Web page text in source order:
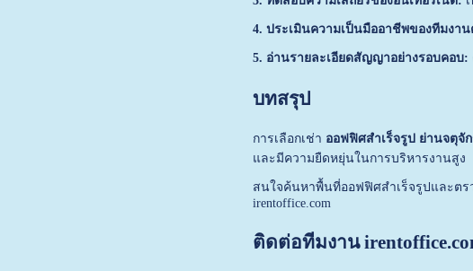
4. ประเมินความเป็นมืออาชีพของทีมงา
5. อ่านรายละเอียดสัญญาอย่างรอบคอบ:
บทสรุป
การเลือกเช่า ออฟฟิศสำเร็จรูป ย่านจตุจั
และมีความยืดหยุ่นในการบริหารงานสูง
สนใจค้นหาพื้นที่ออฟฟิศสำเร็จรูปและตร
irentoffice.com
ติดต่อทีมงาน